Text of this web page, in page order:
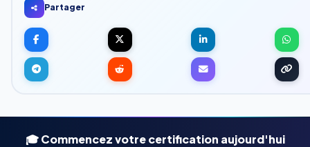
Partager
🎓 Commencez votre certification aujourd'hui